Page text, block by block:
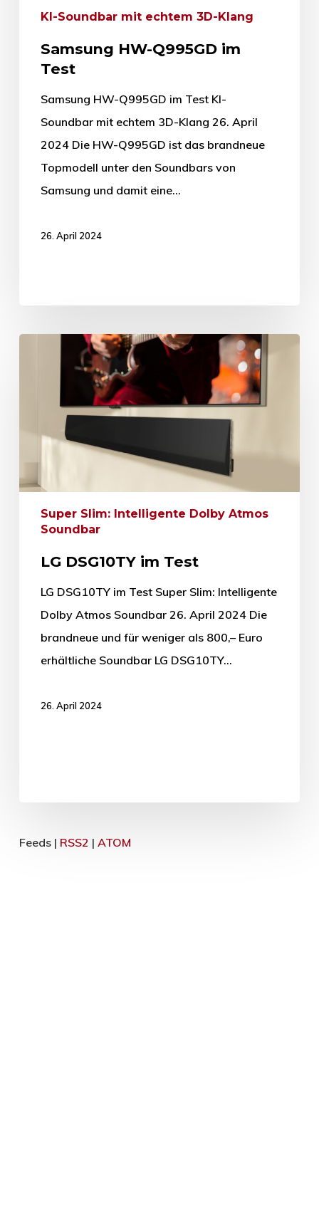
KI-Soundbar mit echtem 3D-Klang
Samsung HW-Q995GD im
Test
Samsung HW-Q995GD im Test KI-
Soundbar mit echtem 3D-Klang 26. April
2024 Die HW-Q995GD ist das brandneue
Topmodell unter den Soundbars von
Samsung und damit eine…
26. April 2024
Super Slim: Intelligente Dolby Atmos
Soundbar
LG DSG10TY im Test
LG DSG10TY im Test Super Slim: Intelligente
Dolby Atmos Soundbar 26. April 2024 Die
brandneue und für weniger als 800,– Euro
erhältliche Soundbar LG DSG10TY…
26. April 2024
Feeds | RSS2 | ATOM